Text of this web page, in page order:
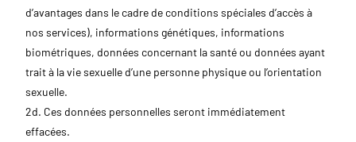
d’avantages dans le cadre de conditions spéciales d’accès à
nos services), informations génétiques, informations
biométriques, données concernant la santé ou données ayant
trait à la vie sexuelle d’une personne physique ou l’orientation
sexuelle.
2d. Ces données personnelles seront immédiatement
effacées.